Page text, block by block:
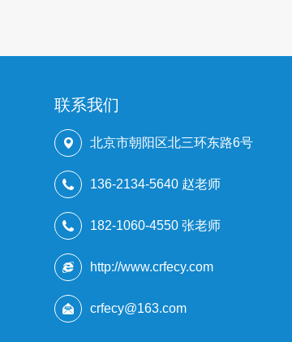
联系我们
北京市朝阳区北三环东路6号
136-2134-5640 赵老师
182-1060-4550 张老师
http://www.crfecy.com
crfecy@163.com